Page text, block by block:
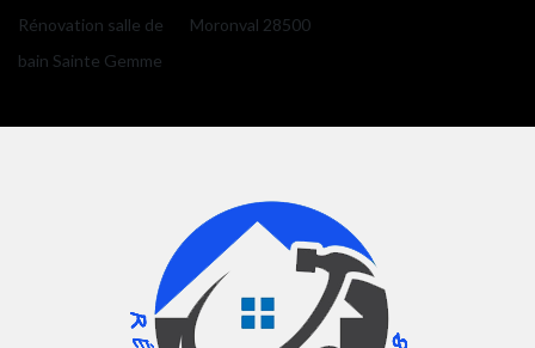
Rénovation salle de
bain Sainte Gemme
Moronval 28500